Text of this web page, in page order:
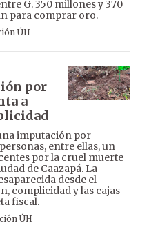
G. 350 millones y 370
para comprar oro.
ÚH
por
a
imputación por
entre ellas, un
por la cruel muerte
de Caazapá. La
desde el
complicidad y las cajas
fiscal.
ÚH